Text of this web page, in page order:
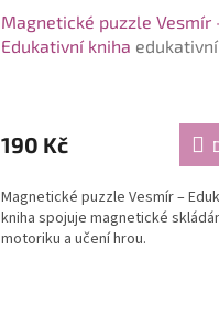
Magnetické puzzle Vesmír
Edukativní kniha edukativní
190 Kč
Magnetické puzzle Vesmír –
kniha spojuje magnetické
motoriku a učení hrou.